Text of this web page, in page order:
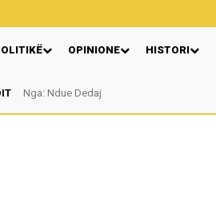
OPINIONE HISTORI
Nga: Ndue Dedaj